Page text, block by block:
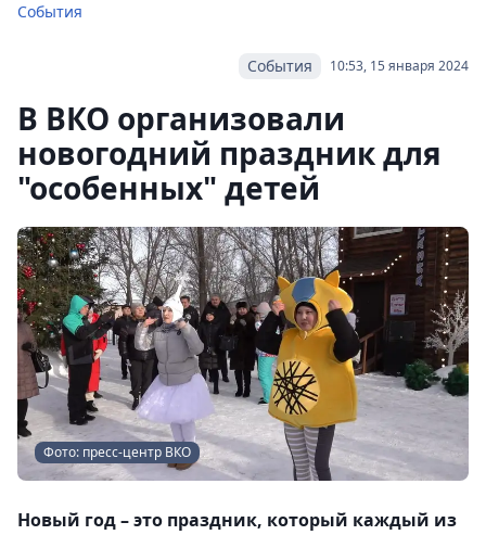
События
10:53, 15 января 2024
События
В ВКО организовали
новогодний праздник для
"особенных" детей
Фото: пресс-центр ВКО
Новый год – это праздник, который каждый из